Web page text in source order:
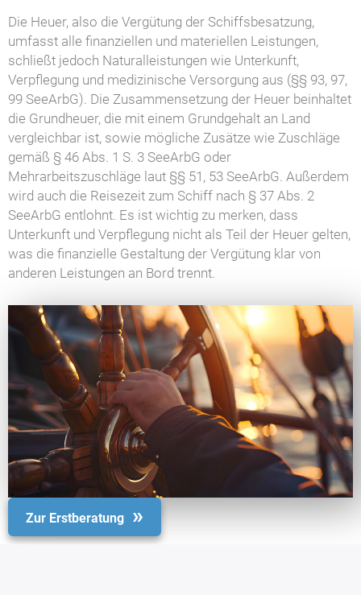
Die Heuer, also die Vergütung der Schiffsbesatzung,
umfasst alle finanziellen und materiellen Leistungen,
schließt jedoch Naturalleistungen wie Unterkunft,
Verpflegung und medizinische Versorgung aus (§§ 93, 97,
99 SeeArbG). Die Zusammensetzung der Heuer beinhaltet
die Grundheuer, die mit einem Grundgehalt an Land
vergleichbar ist, sowie mögliche Zusätze wie Zuschläge
gemäß § 46 Abs. 1 S. 3 SeeArbG oder
Mehrarbeitszuschläge laut §§ 51, 53 SeeArbG. Außerdem
wird auch die Reisezeit zum Schiff nach § 37 Abs. 2
SeeArbG entlohnt. Es ist wichtig zu merken, dass
Unterkunft und Verpflegung nicht als Teil der Heuer gelten,
was die finanzielle Gestaltung der Vergütung klar von
anderen Leistungen an Bord trennt.
Zur Erstberatung